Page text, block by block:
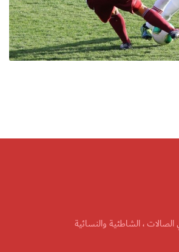
الصالات ، الشاطئية والنسائية